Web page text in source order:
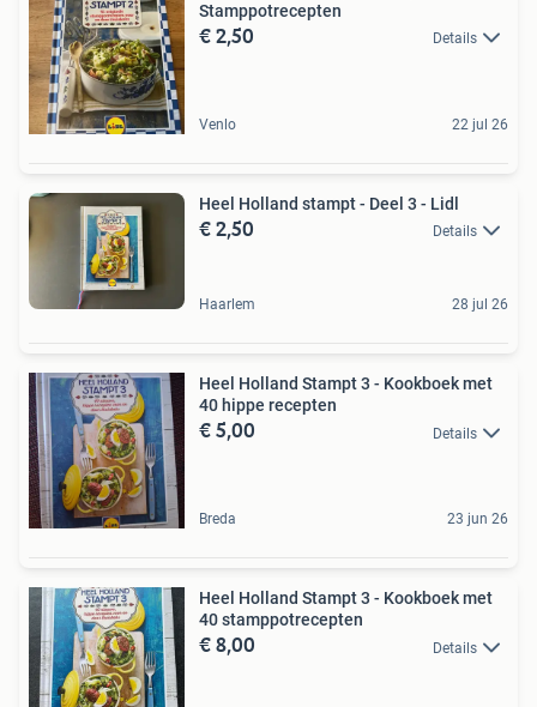
Stamppotrecepten
€ 2,50 Details
Venlo 22 jul 26
Heel Holland stampt - Deel 3 - Lidl
€ 2,50 Details
Haarlem 28 jul 26
Heel Holland Stampt 3 - Kookboek met
40 hippe recepten
€ 5,00 Details
Breda 23 jun 26
Heel Holland Stampt 3 - Kookboek met
40 stamppotrecepten
€ 8,00 Details